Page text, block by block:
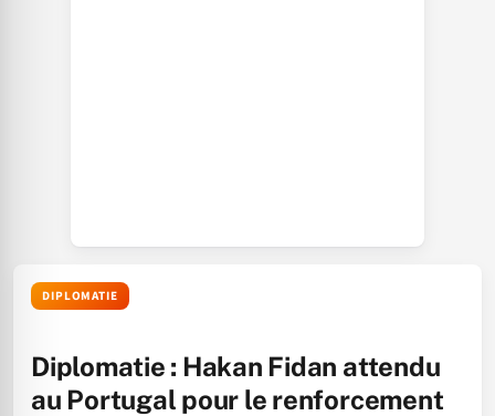
DIPLOMATIE
Diplomatie : Hakan Fidan attendu
au Portugal pour le renforcement